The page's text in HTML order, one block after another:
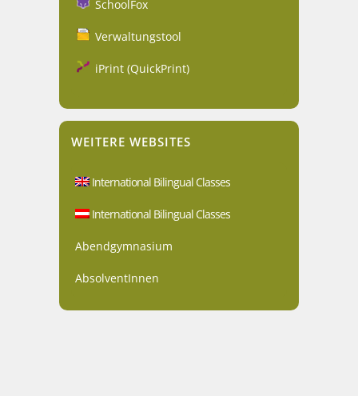
SchoolFox
Verwaltungstool
iPrint (QuickPrint)
WEITERE WEBSITES
International Bilingual Classes
International Bilingual Classes
Abendgymnasium
AbsolventInnen